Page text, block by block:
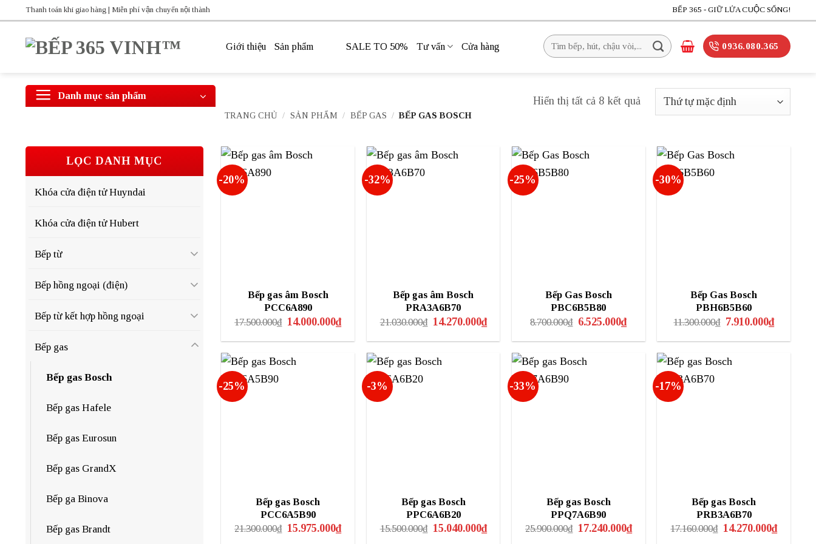
Thanh toán khi giao hàng | Miễn phí vận chuyển nội thành BẾP 365 - GIỮ LỬA CUỘC SỐNG!
Giới thiệu Sản phẩm SALE TO 50% Tư vấn Cửa hàng
Tìm
kiếm:
0936.080.365
Danh mục sản phẩm
TRANG CHỦ / SẢN PHẨM / BẾP GAS / BẾP GAS BOSCH
Hiển thị tất cả 8 kết quả
LỌC DANH MỤC
Khóa cửa điện tử Huyndai
Khóa cửa điện tử Hubert
Bếp từ
Bếp hồng ngoại (điện)
Bếp từ kết hợp hồng ngoại
Bếp gas
Bếp gas Bosch
Bếp gas Hafele
Bếp gas Eurosun
Bếp gas GrandX
Bếp ga Binova
Bếp gas Brandt
-20%
Bếp gas âm Bosch
PCC6A890
17.500.000₫ Giá
là:
14.000.000₫Giá
hiện
tại
14.000.000₫.
-32%
Bếp gas âm Bosch
PRA3A6B70
21.030.000₫ Giá
là:
14.270.000₫Giá
hiện
tại
14.270.000₫.
-25%
Bếp Gas Bosch
PBC6B5B80
8.700.000₫ Giá
là:
6.525.000₫Giá
hiện
tại
6.525.000₫.
-30%
Bếp Gas Bosch
PBH6B5B60
11.300.000₫ Giá
là:
7.910.000₫Giá
hiện
tại
-25%
Bếp gas Bosch
PCC6A5B90
21.300.000₫ Giá
15.975.000₫Giá
hiện
-3%
Bếp gas Bosch
PPC6A6B20
15.500.000₫ Giá
15.040.000₫Giá
hiện
-33%
Bếp gas Bosch
PPQ7A6B90
25.900.000₫ Giá
17.240.000₫Giá
hiện
-17%
Bếp gas Bosch
PRB3A6B70
17.160.000₫ Giá
14.270.000₫Giá
hiện